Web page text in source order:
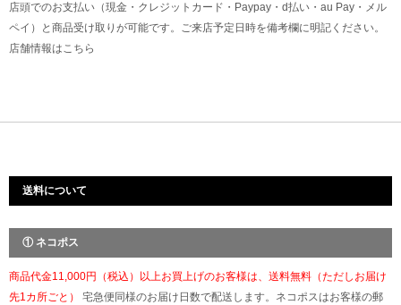
店頭でのお支払い（現金・クレジットカード・Paypay・d払い・au Pay・メル
ペイ）と商品受け取りが可能です。ご来店予定日時を備考欄に明記ください。
店舗情報はこちら
送料について
① ネコポス
商品代金11,000円（税込）以上お買上げのお客様は、送料無料（ただしお届け
先1カ所ごと） 宅急便同様のお届け日数で配送します。ネコポスはお客様の郵